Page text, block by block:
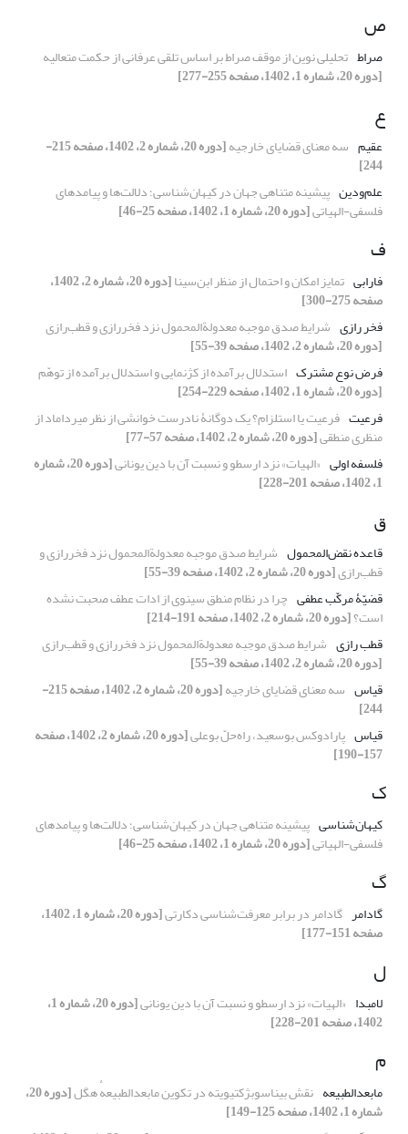
ص
صراط تحلیلی نوین از موقف صراط بر اساس تلقی عرفانی از حکمت متعالیه
[دوره 20، شماره 1، 1402، صفحه 255-277]
ع
عقیم سه معنای قضایای خارجیه [دوره 20، شماره 2، 1402، صفحه 215-
244]
علم‌و‌دین پیشینه متناهی جهان در کیهان‌شناسی؛ دلالت‌ها و پیامدهای
فلسفی-الهیاتی[دوره 20، شماره 1، 1402، صفحه 25-46]
ف
فارابی تمایز امکان و احتمال از منظر ابن‌سینا [دوره 20، شماره 2، 1402،
صفحه 275-300]
فخر رازی شرایط صدق موجبه معدولة‌المحمول نزد فخر‌رازی و قطب‌رازی
[دوره 20، شماره 2، 1402، صفحه 39-55]
فرض نوع مشترک استدلال برآمده از کژنمایی و استدلال برآمده از توهّم
[دوره 20، شماره 1، 1402، صفحه 229-254]
فرعیت فرعیت یا استلزام؟ یک دوگانۀ نادرست خوانشی از نظر میرداماد از
منظری منطقی[دوره 20، شماره 2، 1402، صفحه 57-77]
فلسفه اولی «الهیات» نزد ارسطو و نسبت آن با دین یونانی [دوره 20، شماره
1، 1402، صفحه 201-228]
ق
قاعده نقض‌المحمول شرایط صدق موجبه معدولة‌المحمول نزد فخر‌رازی و
قطب‌رازی[دوره 20، شماره 2، 1402، صفحه 39-55]
قضیّۀ مرکّب عطفی چرا در نظام منطق سینوی از ادات عطف صحبت نشده
است؟[دوره 20، شماره 2، 1402، صفحه 191-214]
قطب رازی شرایط صدق موجبه معدولة‌المحمول نزد فخر‌رازی و قطب‌رازی
[دوره 20، شماره 2، 1402، صفحه 39-55]
قیاس سه معنای قضایای خارجیه [دوره 20، شماره 2، 1402، صفحه 215-
244]
قیاس پارادوکس بوسعید، راه‌حلّ بوعلی [دوره 20، شماره 2، 1402، صفحه
157-190]
ک
کیهان‌شناسی پیشینه متناهی جهان در کیهان‌شناسی؛ دلالت‌ها و پیامدهای
فلسفی-الهیاتی[دوره 20، شماره 1، 1402، صفحه 25-46]
گ
گادامر گادامر در برابر معرفت‌شناسی دکارتی [دوره 20، شماره 1، 1402،
صفحه 151-177]
ل
لامبدا «الهیات» نزد ارسطو و نسبت آن با دین یونانی [دوره 20، شماره 1،
1402، صفحه 201-228]
م
مابعدالطبیعه نقش بیناسوبژکتیویته در تکوین مابعدالطبیعهٔ هگل [دوره 20،
شماره 1، 1402، صفحه 125-149]